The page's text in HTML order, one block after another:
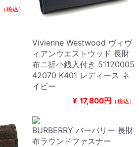
（税込）
Vivienne Westwood ヴィヴ
ィアンウエストウッド 長財
布ニ折小銭入付き 51120005
42070 K401 レディース ネ
イビー
¥ 17,800円 （税込）
BURBERRY バーバリー 長財
布ラウンドファスナー